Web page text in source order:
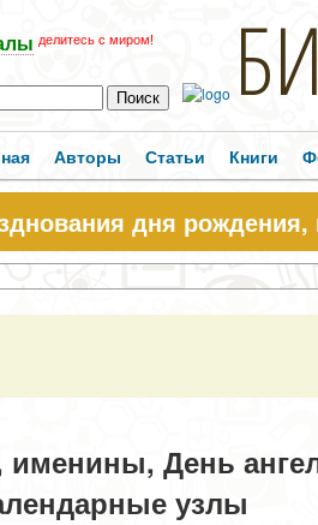
делитесь с миром!
Авторы Статьи Книги
дня
именины, День
узлы